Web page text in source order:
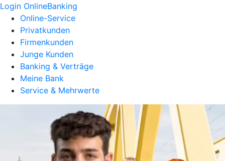
Login OnlineBanking
Online-Service
Privatkunden
Firmenkunden
Junge Kunden
Banking & Verträge
Meine Bank
Service & Mehrwerte